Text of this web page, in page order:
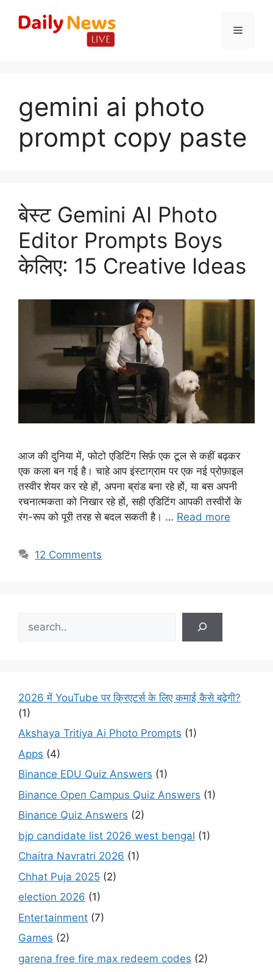
Menu
gemini ai photo
prompt copy paste
बेस्ट Gemini AI Photo
Editor Prompts Boys
केलिए: 15 Creative Ideas
आज की दुनिया में, फोटो एडिटिंग सिर्फ़ एक टूल से कहीं बढ़कर
एक कला बन गई है। चाहे आप इंस्टाग्राम पर एक नई प्रोफ़ाइल
तस्वीर शेयर कर रहे हों, अपना ब्रांड बना रहे हों, या बस अपनी
रचनात्मकता को निखार रहे हों, सही एडिटिंग आपकी तस्वीरों के
रंग-रूप को पूरी तरह से बदल सकती है। … Read more
12 Comments
2026 में YouTube पर क्रिएटर्स के लिए कमाई कैसे बढ़ेगी?
(1)
Akshaya Tritiya Ai Photo Prompts (1)
Apps (4)
Binance EDU Quiz Answers (1)
Binance Open Campus Quiz Answers (1)
Binance Quiz Answers (2)
bjp candidate list 2026 west bengal (1)
Chaitra Navratri 2026 (1)
Chhat Puja 2025 (2)
election 2026 (1)
Entertainment (7)
Games (2)
garena free fire max redeem codes (2)